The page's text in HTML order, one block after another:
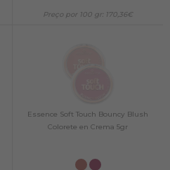
Preço por 100 gr: 170,36€
Essence Soft Touch Bouncy Blush
Colorete en Crema 5gr